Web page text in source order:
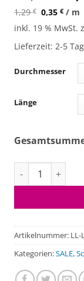
1,29€ 0,35€ / m
inkl. 19 % MwSt.
Lieferzeit: 2-5
Durchmesser
Länge
Leadfree Leader
Artikelnummer: LL-
Kategorien:SALE,